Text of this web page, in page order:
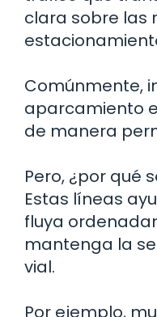
clara sobre las
Comúnmente,
aparcamiento
de manera
Pero, ¿por qué
Estas líneas
fluya
mantenga la
vial.
Por ejemplo,